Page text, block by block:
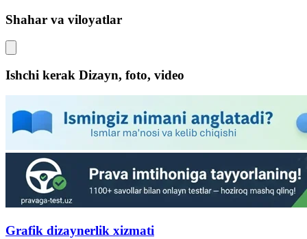
Shahar va viloyatlar
Ishchi kerak Dizayn, foto, video
Grafik dizaynerlik xizmati